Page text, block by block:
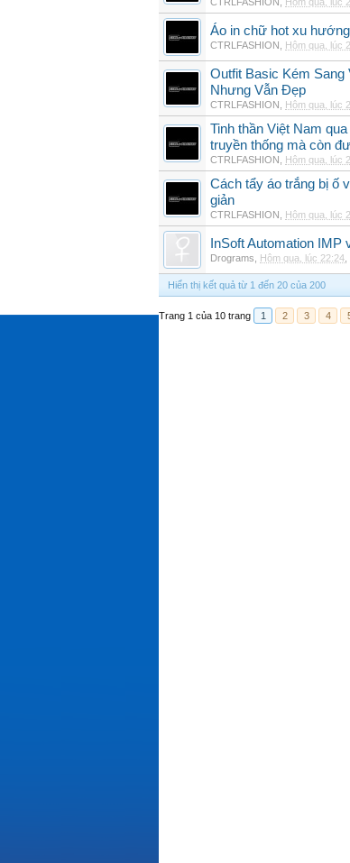
Áo in chữ hot xu
CTRLFASHION Hôm qua, lúc
Outfit Basic Kém
Nhưng Vẫn Đẹp
CTRLFASHION Hôm qua, lúc
Tinh thần Việt Nam
truyền thống mà còn
CTRLFASHION Hôm qua, lúc
Cách tẩy áo trắng bị ố
giản
CTRLFASHION Hôm qua, lúc
InSoft Automation IMP
Drograms Hôm qua, lúc 22:24
Hiển thị kết quả từ 1 đến 20 của 200
Trang 1 của 10 trang 1 2 3 4